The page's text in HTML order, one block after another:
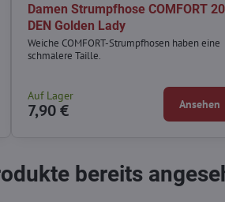
Damen Strumpfhose COMFORT 20
DEN Golden Lady
Weiche COMFORT-Strumpfhosen haben eine
schmalere Taille.
Auf Lager
7,90 € Ansehen
bereits